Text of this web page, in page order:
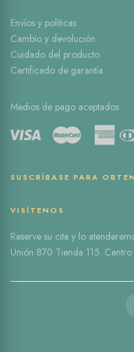
Envíos y políticas
Cambio y devolución
Cuidado del producto
Certificado de garantía
Medios de pago aceptados:
SUSCRÍBASE PARA
VISÍTENOS
Reserve su cita y lo
Unión 870 Tienda 115.